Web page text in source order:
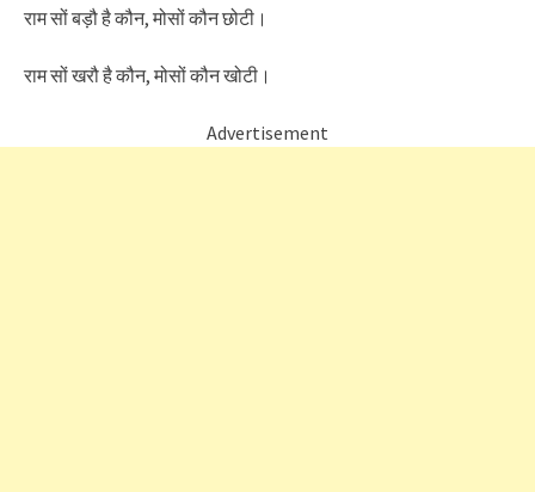
राम सों बड़ौ है कौन, मोसों कौन छोटी।
राम सों खरौ है कौन, मोसों कौन खोटी।
Advertisement